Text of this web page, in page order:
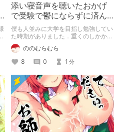
添い寝音声を聴いたおかげ
で受験で鬱にならずに済ん
だ話
僕も人並みに大学を目指し勉強してい
た時期がありました．重くのしかかる
プレッシャーから救ってくれたのはあ
る一本の添い寝音声でした．
ののむらむら
8
0 1 分